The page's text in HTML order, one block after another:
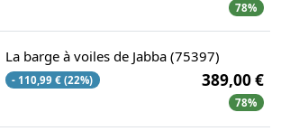
78%
La barge à voiles de Jabba (75397)
- 110,99 € (22%) 389,00 €
78%